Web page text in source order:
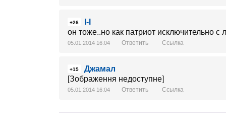
+26
I-I
он тоже..но как патриот исключительно с
05.01.2014 16:04 Ответить Ссылка
+15
Джамал
[Зображення недоступне]
05.01.2014 16:04 Ответить Ссылка